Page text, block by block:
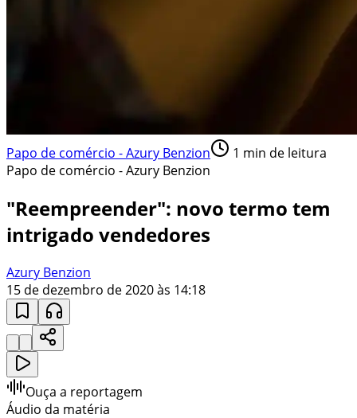
Papo de comércio - Azury Benzion 1 min de leitura
Papo de comércio - Azury Benzion
"Reempreender": novo termo tem
intrigado vendedores
Azury Benzion
15 de dezembro de 2020 às 14:18
Ouça a reportagem
Áudio da matéria